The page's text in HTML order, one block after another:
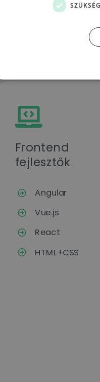
banki, energetikai,
rendelkeznek.
Frontend
fejlesztők
Angular
Vue.js
React
HTML+CSS